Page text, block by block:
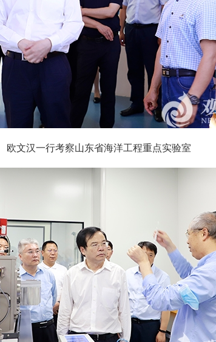
欧文汉一行考察山东省海洋工程重点实验室